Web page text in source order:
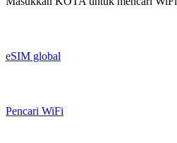
eSIM global
Pencari WiFi